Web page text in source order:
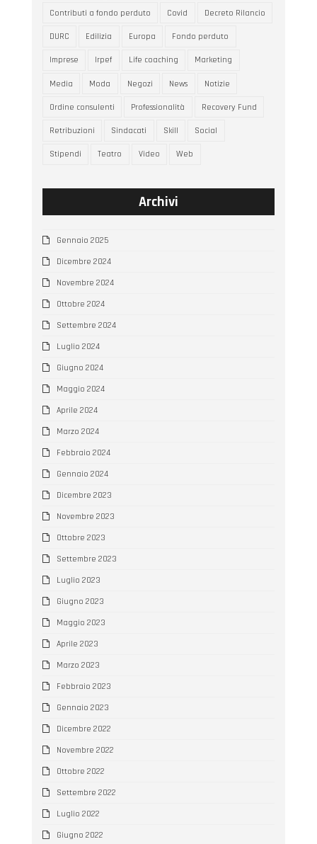
Contributi a fondo perduto Covid Decreto Rilancio
DURC Edilizia Europa Fondo perduto
Imprese Irpef Life coaching Marketing
Media Moda Negozi News Notizie
Ordine consulenti Professionalità Recovery Fund
Retribuzioni Sindacati Skill Social
Stipendi Teatro Video Web
Archivi
Gennaio 2025
Dicembre 2024
Novembre 2024
Ottobre 2024
Settembre 2024
Luglio 2024
Giugno 2024
Maggio 2024
Aprile 2024
Marzo 2024
Febbraio 2024
Gennaio 2024
Dicembre 2023
Novembre 2023
Ottobre 2023
Settembre 2023
Luglio 2023
Giugno 2023
Maggio 2023
Aprile 2023
Marzo 2023
Febbraio 2023
Gennaio 2023
Dicembre 2022
Novembre 2022
Ottobre 2022
Settembre 2022
Luglio 2022
Giugno 2022